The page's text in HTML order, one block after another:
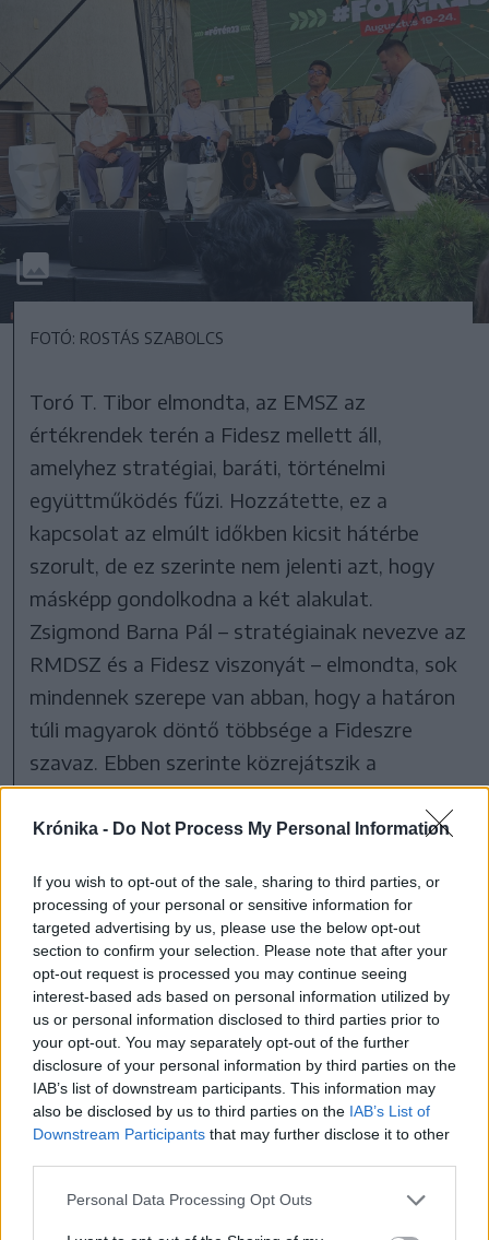
Krónika - Do Not Process My Personal Information
If you wish to opt-out of the sale, sharing to third parties, or
processing of your personal or sensitive information for
targeted advertising by us, please use the below opt-out
section to confirm your selection. Please note that after your
opt-out request is processed you may continue seeing
interest-based ads based on personal information utilized by
us or personal information disclosed to third parties prior to
your opt-out. You may separately opt-out of the further
disclosure of your personal information by third parties on the
IAB’s list of downstream participants. This information may
also be disclosed by us to third parties on the IAB’s List of
Downstream Participants that may further disclose it to other
Personal Data Processing Opt Outs
FOTÓ: ROSTÁS SZABOLCS
Toró T. Tibor elmondta, az EMSZ az
értékrendek terén a Fidesz mellett áll,
amelyhez stratégiai, baráti, történelmi
együttműködés fűzi. Hozzátette, ez a
kapcsolat az elmúlt időkben kicsit hátérbe
szorult, de ez szerinte nem jelenti azt, hogy
másképp gondolkodna a két alakulat.
Zsigmond Barna Pál – stratégiainak nevezve az
RMDSZ és a Fidesz viszonyát – elmondta, sok
mindennek szerepe van abban, hogy a határon
túli magyarok döntő többsége a Fideszre
szavaz. Ebben szerinte közrejátszik a
baloldaliság elutasítása, a „gyurcsányi bűnök”, a
hagyományok tisztelete, továbbá az is, hogy
mit kezdeni a nemzeti egységgel, nem tud
kapcsolatot építeni a külhoni magyarokkal.
„Miközben Tusványoson több tízezren vettek
részt, a másik táborban néhány tízen, nincs
tábora a másik oldalnak. Olyan nemzeti egység
alakult ki minden szempontból, áthatva a
társaadalom valamennyi szövetét, ami
remélhetőleg kitart a jövő évi választásokig. A
kormányra, és mi azon leszünk, hogy a